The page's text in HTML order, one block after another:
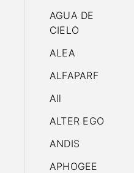
AGUA DE
CIELO
ALEA
ALFAPARF
All
ALTER EGO
ANDIS
APHOGEE